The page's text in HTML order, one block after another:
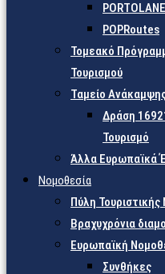
POPRoutes
Τομεακό
Τουρισμού
Ταμείο
Δράση
Τουρισμό
Άλλα Ευρωπαϊκά
Νομοθεσία
Πύλη
Βραχυχρόνια
Ευρωπαϊκή
Συνθήκες